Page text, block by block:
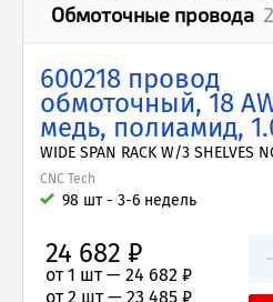
Обмоточные провода
600218 провод
обмоточный, 18
медь, полиамид,
WIDE SPAN RACK W/3 SHELVES
CNC Tech
98 шт - 3-6 недель
24 682 ₽
от 1 шт — 24 682 ₽
от 2 шт — 23 485 ₽